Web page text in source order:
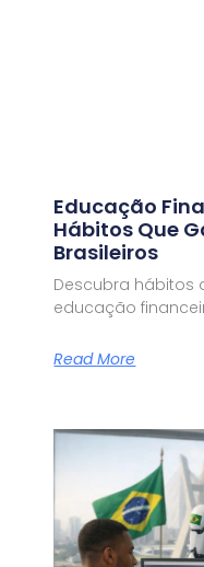
Educação
Hábitos Que
Brasileiros
Descubra hábitos
educação
Read More